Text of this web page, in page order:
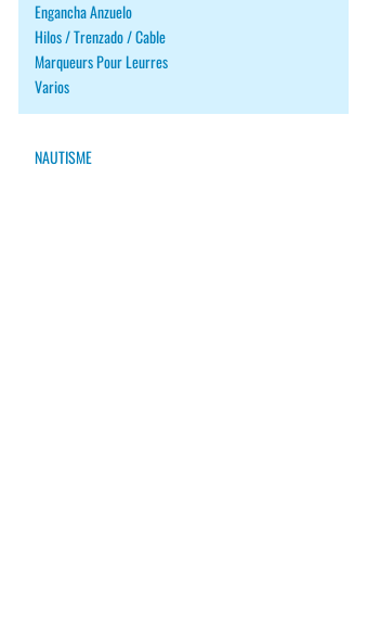
Engancha Anzuelo
Hilos / Trenzado / Cable
Marqueurs Pour Leurres
Varios
NAUTISME